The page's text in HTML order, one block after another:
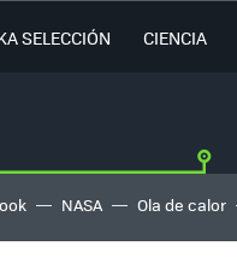
SELECCIÓN CIENCIA
NASA Ola de calor